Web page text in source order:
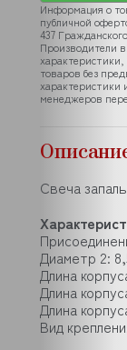
Информация о
публичной
437
Производители
товаров без
характеристики
менеджеров
Свеча
Диаметр 2:
Длина
Длина
Длина
Вид